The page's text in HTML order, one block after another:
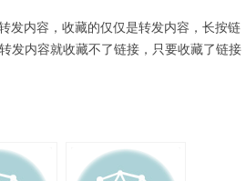
发内容，收藏的仅仅是转发内容，长按链
发内容就收藏不了链接，只要收藏了链接